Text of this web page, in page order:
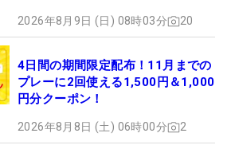
2026年8月9日 (日) 08時03分 20
4日間の期間限定配布！11月までの
プレーに2回使える1,500円＆1,000
円分クーポン！
2026年8月8日 (土) 06時00分 2